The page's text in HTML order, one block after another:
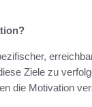
Ziele zu
die Motivation